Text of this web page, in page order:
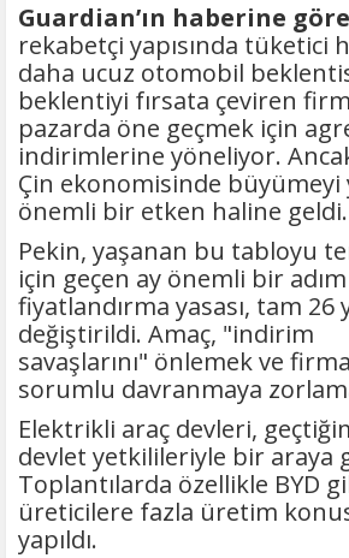
Guardian’ın haberine
rekabetçi yapısında tüketici
daha ucuz otomobil
beklentiyi fırsata çeviren
pazarda öne geçmek için
indirimlerine yöneliyor.
Çin ekonomisinde büyümeyi
önemli bir etken haline geldi.
Pekin, yaşanan bu tabloyu
için geçen ay önemli bir
fiyatlandırma yasası, tam 26
değiştirildi. Amaç, "indirim
savaşlarını" önlemek ve
sorumlu davranmaya
Elektrikli araç devleri,
devlet yetkilileriyle bir araya
Toplantılarda özellikle BYD
üreticilere fazla üretim
yapıldı.